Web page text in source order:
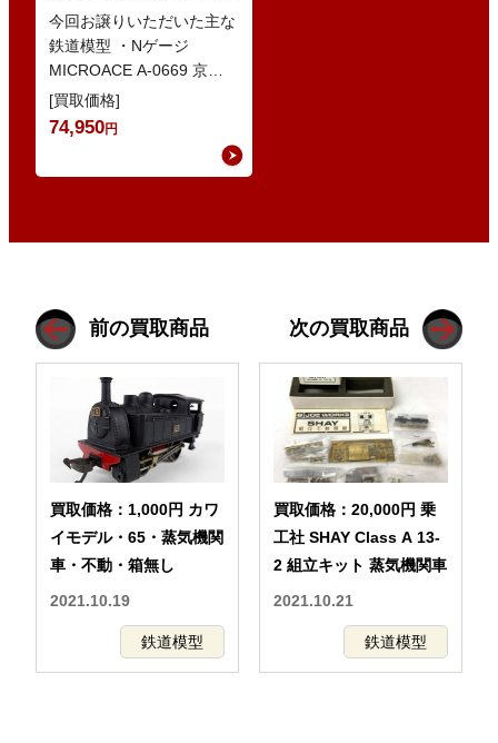
京阪8000系 新塗装 な
どの鉄道模型
今回お譲りいただいた主な
鉄道模型 ・Nゲージ
MICROACE A-0669 京阪
8030系 ・Nゲージ
GREENMAX 組立キ…
[買取価格]
74,950円
前の買取商品
買取価格：1,000円 カワ
イモデル・65・蒸気機関
車・不動・箱無し
2021.10.19
鉄道模型
次の買取商品
買取価格：20,000円 乗
工社 SHAY Class A 13-
2 組立キット 蒸気機関車
2021.10.21
鉄道模型